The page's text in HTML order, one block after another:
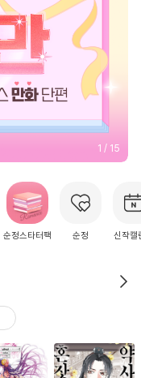
2 / 15
순정스타터팩 순정 신작캘